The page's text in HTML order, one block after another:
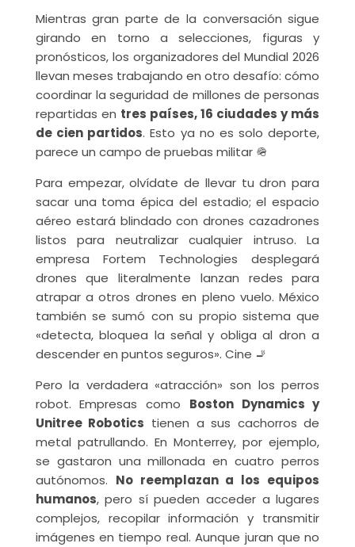
Mientras gran parte de la conversación sigue
girando en torno a selecciones, figuras y
pronósticos, los organizadores del Mundial 2026
llevan meses trabajando en otro desafío: cómo
coordinar la seguridad de millones de personas
repartidas en tres países, 16 ciudades y más
de cien partidos. Esto ya no es solo deporte,
parece un campo de pruebas militar 🪖
Para empezar, olvídate de llevar tu dron para
sacar una toma épica del estadio; el espacio
aéreo estará blindado con drones cazadrones
listos para neutralizar cualquier intruso. La
empresa Fortem Technologies desplegará
drones que literalmente lanzan redes para
atrapar a otros drones en pleno vuelo. México
también se sumó con su propio sistema que
«detecta, bloquea la señal y obliga al dron a
descender en puntos seguros». Cine 🚬
Pero la verdadera «atracción» son los perros
robot. Empresas como Boston Dynamics y
Unitree Robotics tienen a sus cachorros de
metal patrullando. En Monterrey, por ejemplo,
se gastaron una millonada en cuatro perros
autónomos. No reemplazan a los equipos
humanos, pero sí pueden acceder a lugares
complejos, recopilar información y transmitir
imágenes en tiempo real. Aunque juran que no